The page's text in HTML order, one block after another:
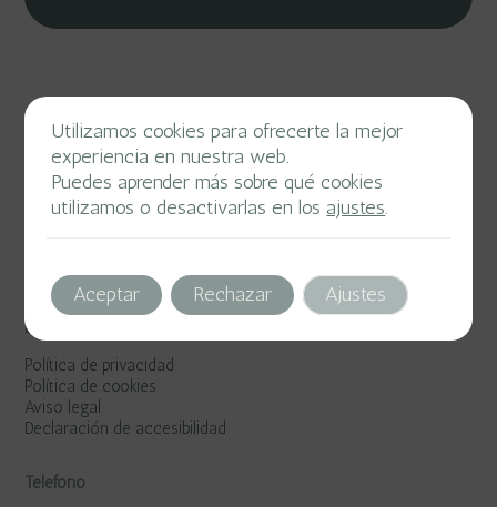
Legal
Política de privacidad
Política de cookies
Aviso legal
Declaración de accesibilidad
Teléfono
Utilizamos cookies para ofrecerte la mejor
experiencia en nuestra web.
Puedes aprender más sobre qué cookies
utilizamos o desactivarlas en los ajustes.
Aceptar Rechazar Ajustes